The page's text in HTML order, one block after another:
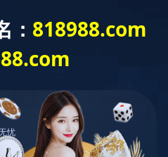
党建工作 经营发展